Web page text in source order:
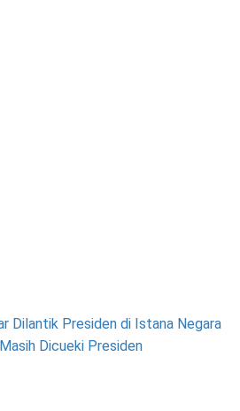
Dilantik Presiden di Istana Negara
Dicueki Presiden